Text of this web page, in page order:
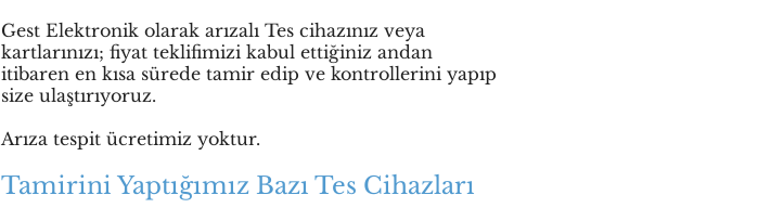
Gest Elektronik olarak arızalı Tes cihazınız veya
kartlarınızı; fiyat teklifimizi kabul ettiğiniz andan
itibaren en kısa sürede tamir edip ve kontrollerini yapıp
size ulaştırıyoruz.
Arıza tespit ücretimiz yoktur.
Tamirini Yaptığımız Bazı Tes Cihazları